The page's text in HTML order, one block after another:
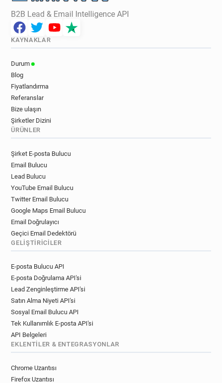
B2B Lead & Email Intelligence API
KAYNAKLAR
Durum
Blog
Fiyatlandırma
Referanslar
Bize ulaşın
Şirketler Dizini
ÜRÜNLER
Şirket E-posta Bulucu
Email Bulucu
Lead Bulucu
YouTube Email Bulucu
Twitter Email Bulucu
Google Maps Email Bulucu
Email Doğrulayıcı
Geçici Email Dedektörü
GELIŞTIRICILER
E-posta Bulucu API
E-posta Doğrulama API'si
Lead Zenginleştirme API'si
Satın Alma Niyeti API'si
Sosyal Email Bulucu API
Tek Kullanımlık E-posta API'si
API Belgeleri
EKLENTILER & ENTEGRASYONLAR
Chrome Uzantısı
Firefox Uzantısı